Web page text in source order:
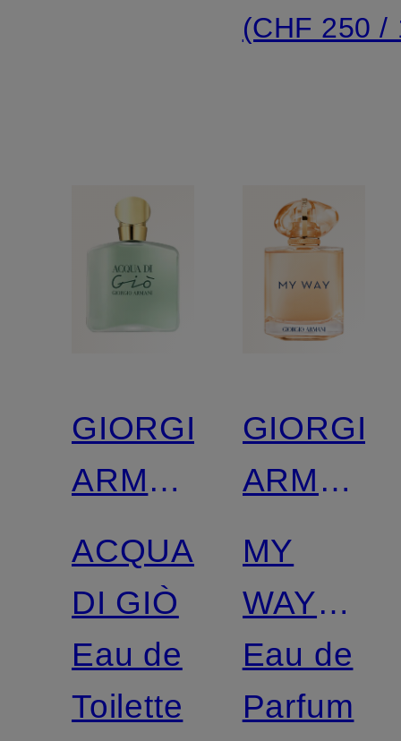
(CHF 250 /
GIORGIO
ARMANI
BEAUTY
ACQUA
DI GIÒ
Eau de
Toilette
GIORGIO
ARMANI
BEAUTY
MY
WAY
SUNNY
VANILLA
Eau de
Parfum